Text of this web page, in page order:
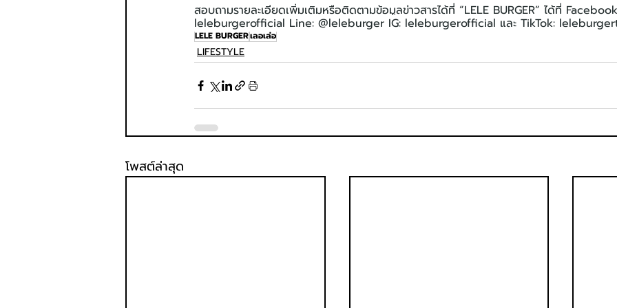
สอบถามรายละเอียดเพิ่มเติมหรือติดตามข้อมูลข่าวสารได้ที่ “LELE BURGER” ได้ที่
leleburgerofficial Line: @leleburger IG: leleburgerofficial และ TikTok:
LELE BURGERเลอเล่อ
LIFESTYLE
โพสต์ล่าสุด